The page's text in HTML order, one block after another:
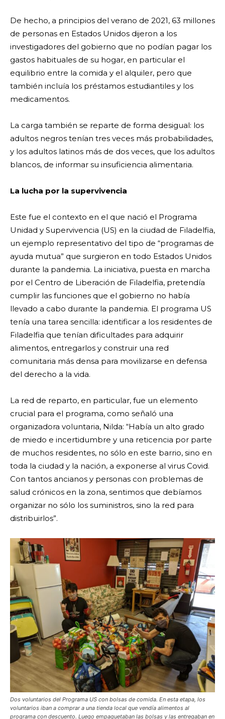
De hecho, a principios del verano de 2021, 63 millones
de personas en Estados Unidos dijeron a los
investigadores del gobierno que no podían pagar los
gastos habituales de su hogar, en particular el
equilibrio entre la comida y el alquiler, pero que
también incluía los préstamos estudiantiles y los
medicamentos.
La carga también se reparte de forma desigual: los
adultos negros tenían tres veces más probabilidades,
y los adultos latinos más de dos veces, que los adultos
blancos, de informar su insuficiencia alimentaria.
La lucha por la supervivencia
Este fue el contexto en el que nació el Programa
Unidad y Supervivencia (US) en la ciudad de Filadelfia,
un ejemplo representativo del tipo de “programas de
ayuda mutua” que surgieron en todo Estados Unidos
durante la pandemia. La iniciativa, puesta en marcha
por el Centro de Liberación de Filadelfia, pretendía
cumplir las funciones que el gobierno no había
llevado a cabo durante la pandemia. El programa US
tenía una tarea sencilla: identificar a los residentes de
Filadelfia que tenían dificultades para adquirir
alimentos, entregarlos y construir una red
comunitaria más densa para movilizarse en defensa
del derecho a la vida.
La red de reparto, en particular, fue un elemento
crucial para el programa, como señaló una
organizadora voluntaria, Nilda: “Había un alto grado
de miedo e incertidumbre y una reticencia por parte
de muchos residentes, no sólo en este barrio, sino en
toda la ciudad y la nación, a exponerse al virus Covid.
Con tantos ancianos y personas con problemas de
salud crónicos en la zona, sentimos que debíamos
organizar no sólo los suministros, sino la red para
distribuirlos”.
Dos voluntarios del Programa US con bolsas de comida. En esta etapa, los
voluntarios iban a comprar a una tienda local que vendía alimentos al
programa con descuento. Luego empaquetaban las bolsas y las entregaban en